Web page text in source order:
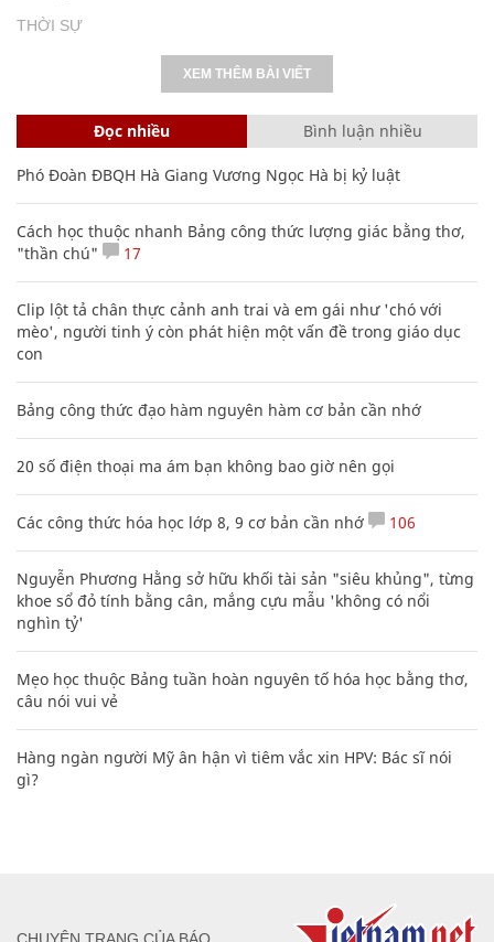
THỜI SỰ
XEM THÊM BÀI VIẾT
Đọc nhiều Bình luận nhiều
Phó Đoàn ĐBQH Hà Giang Vương Ngọc Hà bị kỷ luật
Cách học thuộc nhanh Bảng công thức lượng giác bằng thơ,
"thần chú"
17
Clip lột tả chân thực cảnh anh trai và em gái như 'chó với
mèo', người tinh ý còn phát hiện một vấn đề trong giáo dục
con
Bảng công thức đạo hàm nguyên hàm cơ bản cần nhớ
20 số điện thoại ma ám bạn không bao giờ nên gọi
Các công thức hóa học lớp 8, 9 cơ bản cần nhớ 106
Nguyễn Phương Hằng sở hữu khối tài sản "siêu khủng", từng
khoe sổ đỏ tính bằng cân, mắng cựu mẫu 'không có nổi
nghìn tỷ'
Mẹo học thuộc Bảng tuần hoàn nguyên tố hóa học bằng thơ,
câu nói vui vẻ
Hàng ngàn người Mỹ ân hận vì tiêm vắc xin HPV: Bác sĩ nói
gì?